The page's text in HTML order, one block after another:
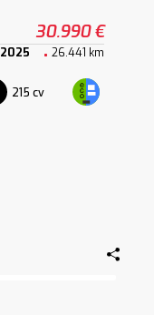
30.990 €
2025 26.441 km
215 cv